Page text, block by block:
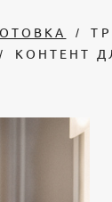
КОНТЕНТ